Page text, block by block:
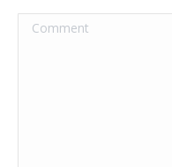
Comment